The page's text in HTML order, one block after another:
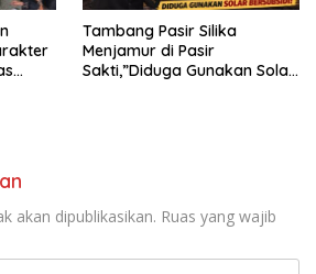
Tambang Pasir Silika
Menjamur di Pasir
Sakti,”Diduga Gunakan Solar
akan dipublikasikan. Ruas yang wajib